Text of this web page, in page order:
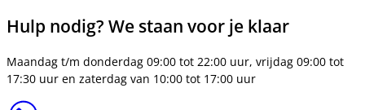
Hulp nodig? We staan voor je klaar
Maandag t/m donderdag 09:00 tot 22:00 uur, vrijdag 09:00 tot
17:30 uur en zaterdag van 10:00 tot 17:00 uur